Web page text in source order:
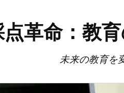
革命：教
未来の教育を